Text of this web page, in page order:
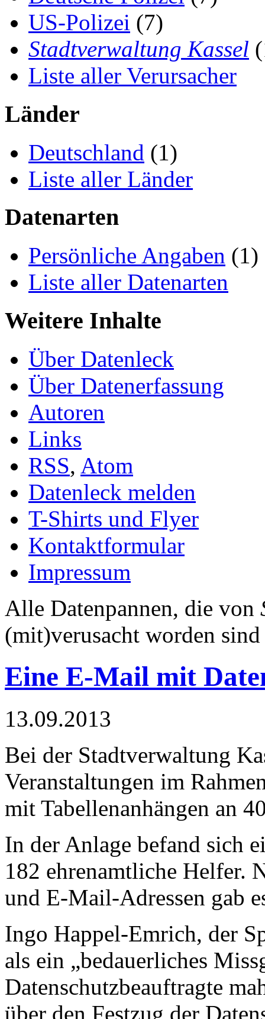
US-Polizei (7)
Stadtverwaltung Kassel
Liste aller Verursacher
Länder
Deutschland (1)
Liste aller Länder
Datenarten
Persönliche Angaben (1)
Liste aller Datenarten
Weitere Inhalte
Über Datenleck
Über Datenerfassung
Autoren
Links
RSS, Atom
Datenleck melden
T-Shirts und Flyer
Kontaktformular
Impressum
Alle Datenpannen, die von
(mit)verusacht worden sind
Eine E-Mail mit
13.09.2013
Bei der Stadtverwaltung
Veranstaltungen im
mit Tabellenanhängen an
In der Anlage befand sich
182 ehrenamtliche Helfer.
und E-Mail-Adressen gab
Ingo Happel-Emrich, der
als ein „bedauerliches
Datenschutzbeauftragte
über den Festzug der